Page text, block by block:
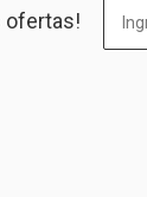
ofertas!